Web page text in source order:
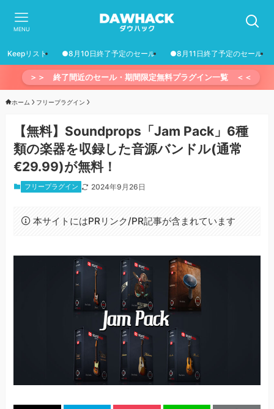
MENU
Keepリスト ●8月10日終了予定のセール ●8月11日終了予定のセール
＞＞ 終了間近のセール・期間限定無料プラグイン一覧 ＜＜
ホーム フリープラグイン
【無料】Soundprops「Jam Pack」6種
類の楽器を収録した音源バンドル(通常
€29.99)が無料！
フリープラグイン 2024年9月26日
本サイトにはPRリンク/PR記事が含まれています